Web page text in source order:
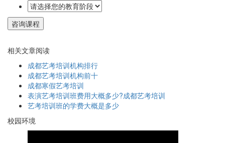
相关文章阅读
成都艺考培训机构排行
成都艺考培训机构前十
成都寒假艺考培训
表演艺考培训班费用大概多少?成都艺考培训
艺考培训班的学费大概是多少
校园环境